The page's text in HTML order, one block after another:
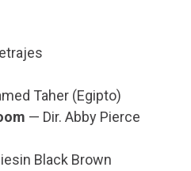
Taher (Egipto)
— Dir. Abby Pierce
Black Brown